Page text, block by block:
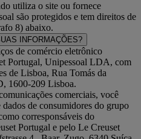
utiliza o site ou fornece
são protegidos e tem direitos de
8) abaixo.
INFORMAÇÕES?
de comércio eletrônico
Portugal, Unipessoal LDA, com
de Lisboa, Rua Tomás da
1600-209 Lisboa.
comerciais, você
dados de consumidores do grupo
corresponsáveis do
Portugal e pelo Le Creuset